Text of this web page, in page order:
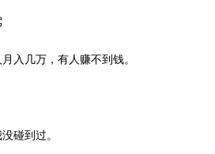
几万，有人赚不到钱。
碰到过。